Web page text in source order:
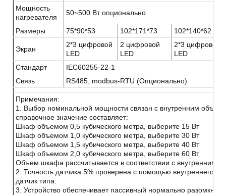
Мощность
нагревателя
50~500 Вт опционально
Размеры 75*90*53 102*171*73 102*140*62
Экран
2*3 цифровой
LED
2 цифровой
LED
2*3 цифровой
LED
Стандарт
IEC60255-22-1
Связь
RS485, modbus-RTU (Опционально)
Примечания:
1. Выбор номинальной мощности связан с внутренним
справочное значение составляет:
Шкаф объемом 0,5 кубического метра, выберите 15 Вт
Шкаф объемом 1,0 кубического метра, выберите 30 Вт
Шкаф объемом 1,5 кубического метра, выберите 40 Вт
Шкаф объемом 2,0 кубического метра, выберите 60 Вт
Объем шкафа рассчитывается в соответствии с внутренним
2. Точность датчика 5% проверена с помощью внутреннего
датчик типа.
3. Устройство обеспечивает пассивный нормально